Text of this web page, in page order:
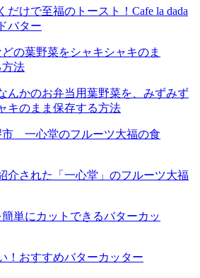
だけで至福のトースト！Cafe la dada
バター
んかのお弁当用葉野菜を、みずみず
キのまま保存する方法
介された「一心堂」のフルーツ大福
！おすすめバターカッター